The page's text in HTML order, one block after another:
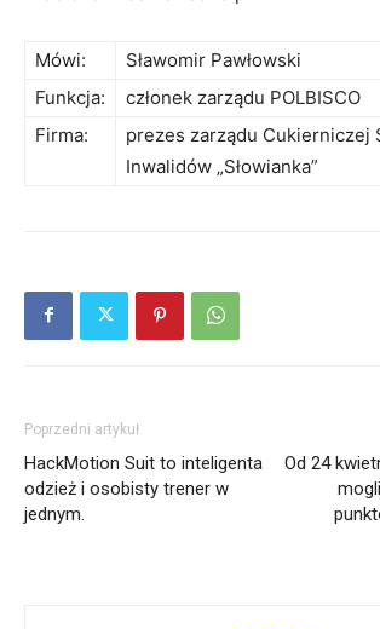
Mówi:
Sławomir Pawłowski
Funkcja:
członek zarządu POLBISCO
Firma:
prezes zarządu Cukierniczej
Inwalidów „Słowianka”
Poprzedni artykuł
HackMotion Suit to inteligenta
odzież i osobisty trener w
jednym.
Od 24